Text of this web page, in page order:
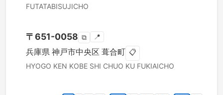
FUTATABISUJICHO
〒651-0058 ⧉ 📍
兵庫県 神戸市中央区 葺合町 📋
HYOGO KEN KOBE SHI CHUO KU FUKIAICHO